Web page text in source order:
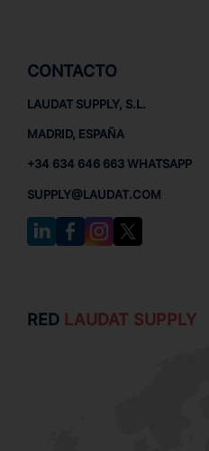
CONTACTO
LAUDAT SUPPLY, S.L.
MADRID, ESPAÑA
+34 634 646 663 WHATSAPP
SUPPLY@LAUDAT.COM
RED LAUDAT SUPPLY